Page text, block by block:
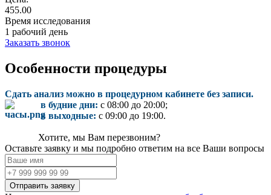
455.00
Время исследования
1 рабочий день
Заказать звонок
Особенности процедуры
Сдать анализ можно в процедурном кабинете без записи.
в будние дни: с 08:00 до 20:00;
в выходные: с 09:00 до 19:00.
Хотите, мы Вам перезвоним?
Оставьте заявку и мы подробно ответим на все Ваши вопросы